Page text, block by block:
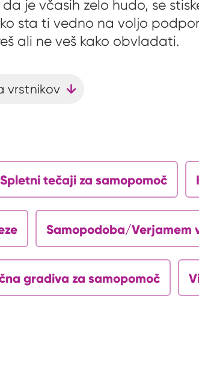
je včasih zelo hudo, se
sta ti vedno na voljo
ali ne veš kako obvladati.
vrstnikov
Spletni tečaji za samopomoč
Samopodoba/Verjamem
gradiva za samopomoč